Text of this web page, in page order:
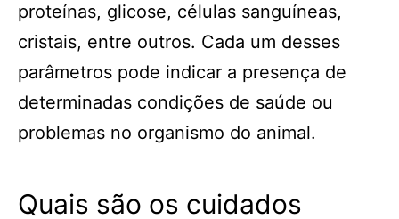
proteínas, glicose, células sanguíneas,
cristais, entre outros. Cada um desses
parâmetros pode indicar a presença de
determinadas condições de saúde ou
problemas no organismo do animal.
Quais são os cuidados